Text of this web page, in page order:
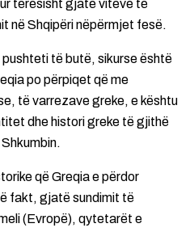
tërësisht gjatë viteve të
në Shqipëri nëpërmjet fesë.
të butë, sikurse është
po përpiqet që me
të varrezave greke, e kështu
dhe histori greke të gjithë
që Greqia e përdor
fakt, gjatë sundimit të
(Evropë), qytetarët e